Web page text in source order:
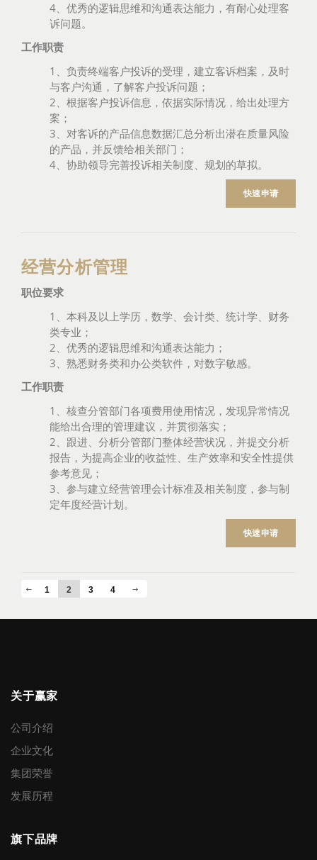
4、优秀的逻辑思维和沟通表达能力，有耐心处理客
诉问题。
工作职责
1、负责终端客户投诉的受理，建立客诉档案，及时
与客户沟通，了解客户投诉问题；
2、根据客户投诉信息，依据实际情况，给出处理方
案；
3、对客诉的产品信息数据汇总分析出潜在质量风险
的产品，并反馈给相关部门；
4、协助领导完善投诉相关制度、规划的草拟。
快速申请
经营分析管理
职位要求
1、本科及以上学历，数学、会计类、统计学、财务
类专业；
2、优秀的逻辑思维和沟通表达能力；
3、熟悉财务类和办公类软件，对数字敏感。
工作职责
1、核查分管部门各项费用使用情况，发现异常情况
能给出合理的管理建议，并贯彻落实；
2、跟进、分析分管部门整体经营状况，并提交分析
报告，为提高企业的收益性、生产效率和安全性提供
参考意见；
3、参与建立经营管理会计标准及相关制度，参与制
定年度经营计划。
快速申请
1 2 3 4
关于赢家
公司介绍
企业文化
集团荣誉
发展历程
旗下品牌